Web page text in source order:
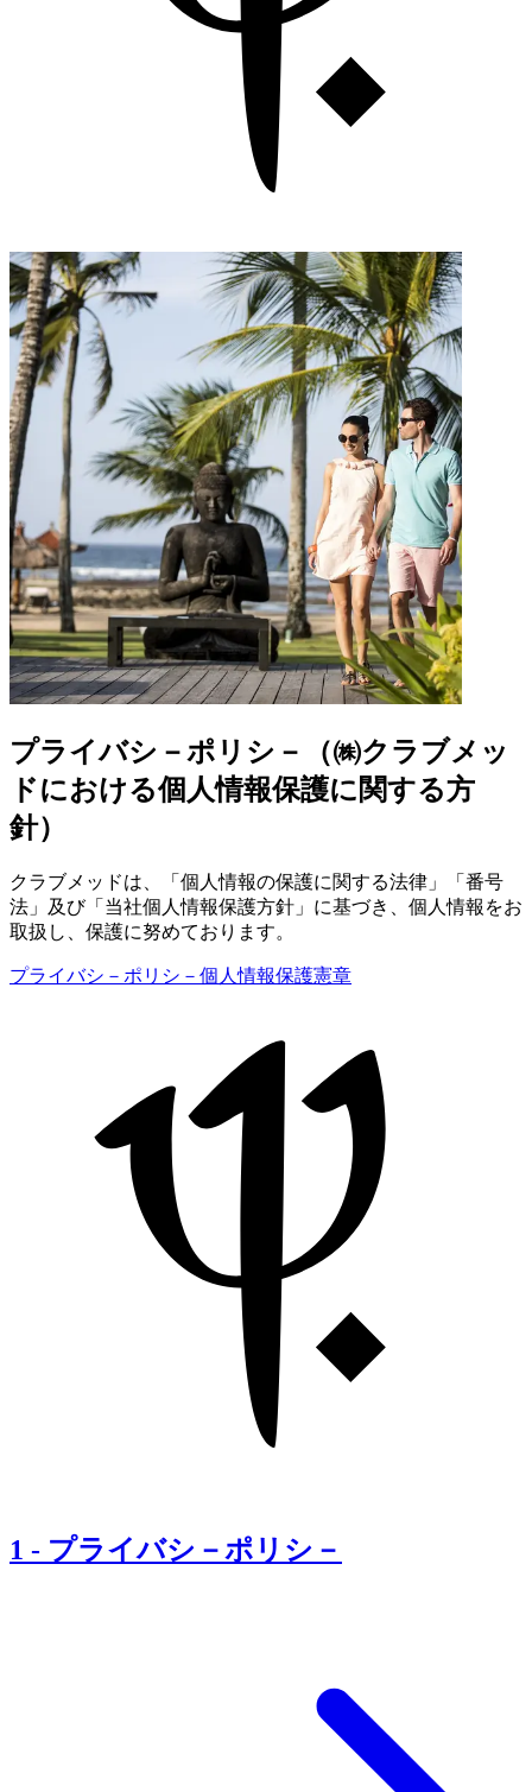
プライバシ－ポリシ－（㈱クラブメッ
ドにおける個人情報保護に関する方
針）
クラブメッドは、「個人情報の保護に関する法律」「番号
法」及び「当社個人情報保護方針」に基づき、個人情報をお
取扱し、保護に努めております。
プライバシ－ポリシ－ 個人情報保護憲章
1 - プライバシ－ポリシ－